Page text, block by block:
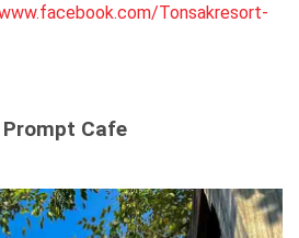
Tonsakresort-
Prompt Cafe